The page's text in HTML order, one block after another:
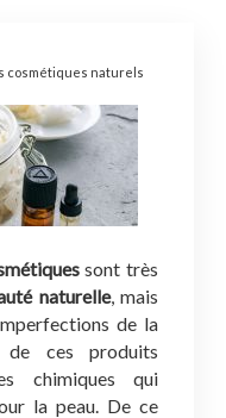
cosmétiques naturels
sont très
naturelle, mais
de la
de ces produits
chimiques qui
la peau. De ce